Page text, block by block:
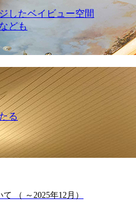
したベイビュー空間
ども
る
（ ～2025年12月）